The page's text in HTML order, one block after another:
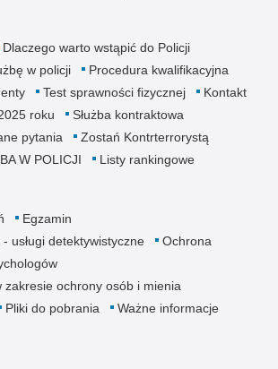
Dlaczego warto wstąpić do Policji
w policji
Procedura kwalifikacyjna
Test sprawności fizycznej
Kontakt
roku
Służba kontraktowa
pytania
Zostań Kontrterrorystą
W POLICJI
Listy rankingowe
Egzamin
usługi detektywistyczne
Ochrona
zakresie ochrony osób i mienia
Pliki do pobrania Ważne informacje